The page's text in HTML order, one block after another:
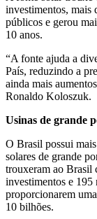
investimentos, mais
públicos e gerou
10 anos.
“A fonte ajuda a
País, reduzindo a
ainda mais
Ronaldo Koloszuk.
Usinas de grande
O Brasil possui
solares de grande
trouxeram ao Brasil
investimentos e 195
proporcionarem
10 bilhões.